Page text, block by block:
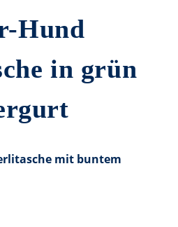
Hund
in grün
mit buntem